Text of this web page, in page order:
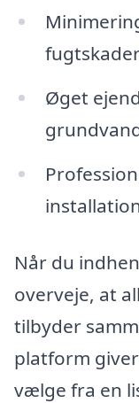
Øget
Når du
overveje, at
tilbyder
platform
vælge fra en